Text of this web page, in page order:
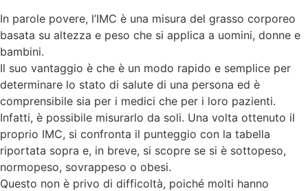
In parole povere, l’IMC è una misura del grasso corporeo
basata su altezza e peso che si applica a uomini, donne e
bambini.
Il suo vantaggio è che è un modo rapido e semplice per
determinare lo stato di salute di una persona ed è
comprensibile sia per i medici che per i loro pazienti.
Infatti, è possibile misurarlo da soli. Una volta ottenuto il
proprio IMC, si confronta il punteggio con la tabella
riportata sopra e, in breve, si scopre se si è sottopeso,
normopeso, sovrappeso o obesi.
Questo non è privo di difficoltà, poiché molti hanno